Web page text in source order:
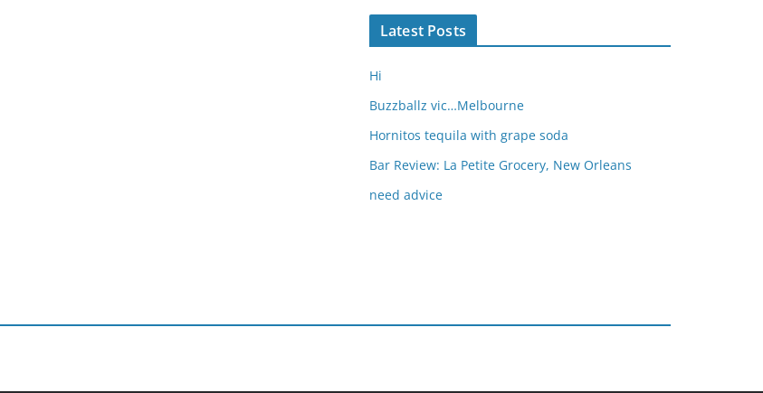
Latest Posts
Hi
Buzzballz vic…Melbourne
Hornitos tequila with grape soda
Bar Review: La Petite Grocery, New Orleans
need advice